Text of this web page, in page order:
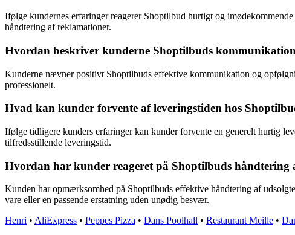
Ifølge kundernes erfaringer reagerer Shoptilbud hurtigt og
håndtering af reklamationer.
Hvordan beskriver kunderne Shoptilbuds
Kunderne nævner positivt Shoptilbuds effektive kommunikation og
professionelt.
Hvad kan kunder forvente af leveringstiden hos
Ifølge tidligere kunders erfaringer kan kunder forvente en generelt hurtig
tilfredsstillende leveringstid.
Hvordan har kunder reageret på Shoptilbuds håndtering
Kunden har opmærksomhed på Shoptilbuds effektive håndtering af
vare eller en passende erstatning uden unødig besvær.
Henri • AliExpress • Peppes Pizza • Dans Poolhall • Restaurant Meille •